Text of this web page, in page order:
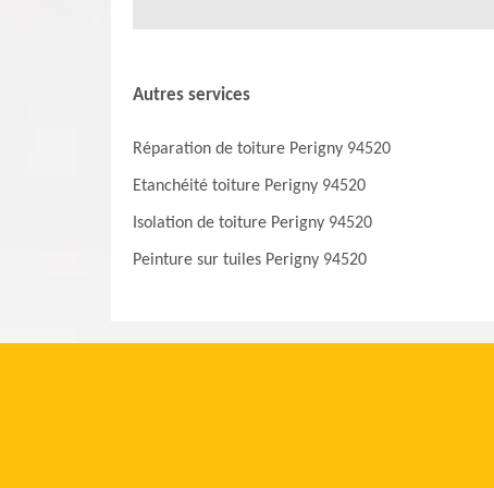
Autres services
Réparation de toiture Perigny 94520
Etanchéité toiture Perigny 94520
Isolation de toiture Perigny 94520
Peinture sur tuiles Perigny 94520